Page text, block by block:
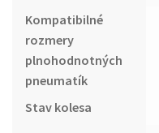
Kompatibilné
rozmery
plnohodnotných
pneumatík
Stav kolesa